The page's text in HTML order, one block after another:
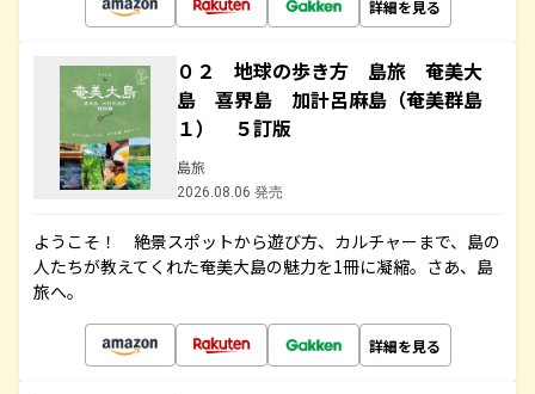
詳細を見る
０２ 地球の歩き方 島旅 奄美大
島 喜界島 加計呂麻島（奄美群島
１） ５訂版
島旅
2026.08.06 発売
ようこそ！ 絶景スポットから遊び方、カルチャーまで、島の
人たちが教えてくれた奄美大島の魅力を1冊に凝縮。さあ、島
旅へ。
詳細を見る